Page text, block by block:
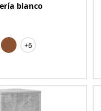
blanco
+6